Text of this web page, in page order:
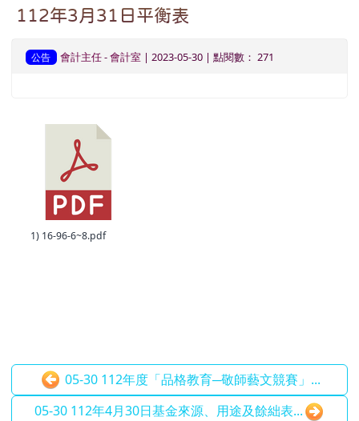
112年3月31日平衡表
公告 會計主任-會計室 | 2023-05-30 | 點閱數： 271
1) 16-96-6~8.pdf
05-30 112年度「品格教育─敬師藝文競賽」...
05-30 112年4月30日基金來源、用途及餘絀表...